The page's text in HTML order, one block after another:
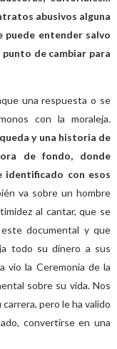
abusivos alguna
puede entender salvo
de cambiar para
una respuesta o se
con la moraleja.
y una historia de
de fondo, donde
identificado con esos
va sobre un hombre
al cantar, que se
documental y que
todo su dinero a sus
vio la Ceremonia de la
sobre su vida. Nos
pero le ha valido
convertirse en una